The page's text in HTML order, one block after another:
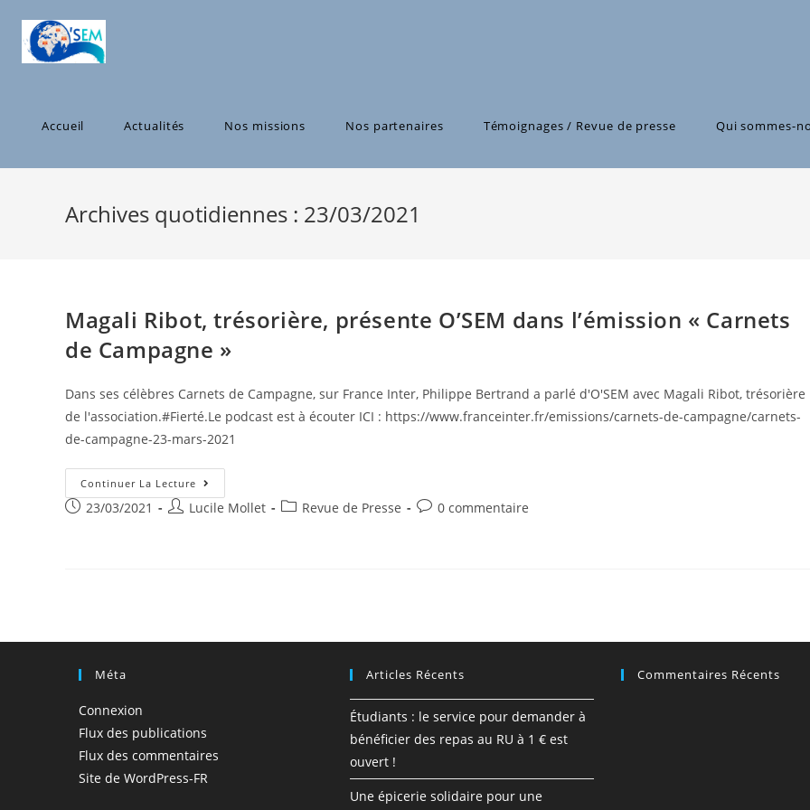
content
Accueil Actualités Nos missions Nos partenaires Témoignages / Revue de presse Qui sommes-
Archives quotidiennes : 23/03/2021
Magali Ribot, trésorière, présente O’SEM dans l’émission « Carnets
de Campagne »
Dans ses célèbres Carnets de Campagne, sur France Inter, Philippe Bertrand a parlé d'O'SEM avec Magali Ribot, trésorière
de l'association.#Fierté.Le podcast est à écouter ICI : https://www.franceinter.fr/emissions/carnets-de-campagne/carnets-
de-campagne-23-mars-2021
Continuer La Lecture Magali
Ribot,
Trésorière,
Post23/03/2021
PostLucile Mollet
PostRevue de Presse
Post0 commentaire
Méta
Connexion
Flux des publications
Flux des commentaires
Site de WordPress-FR
Articles Récents
Étudiants : le service pour demander à
bénéficier des repas au RU à 1 € est
ouvert !
Une épicerie solidaire pour une
Commentaires Récents